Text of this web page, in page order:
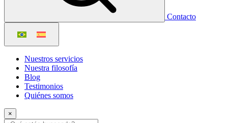
Contacto
Nuestros servicios
Nuestra filosofía
Blog
Testimonios
Quiénes somos
×